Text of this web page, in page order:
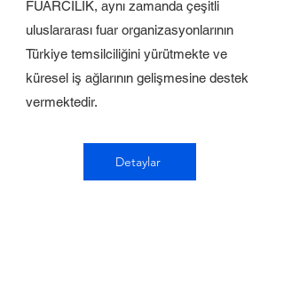
FUARCILIK, aynı zamanda çeşitli
uluslararası fuar organizasyonlarının
Türkiye temsilciliğini yürütmekte ve
küresel iş ağlarının gelişmesine destek
vermektedir.
Detaylar